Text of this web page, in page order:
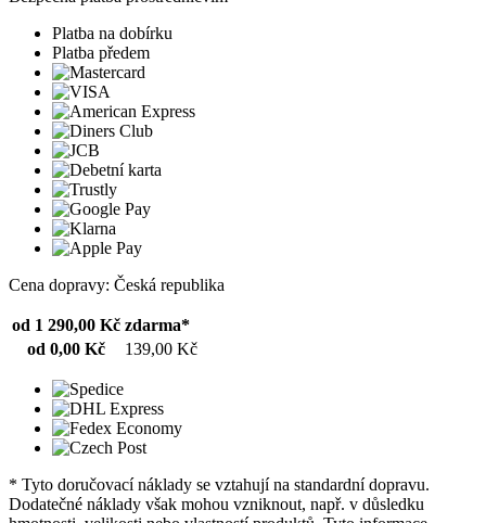
Platba na dobírku
Platba předem
Cena dopravy: Česká republika
od 1 290,00 Kč zdarma*
od 0,00 Kč
139,00 Kč
* Tyto doručovací náklady se vztahují na standardní dopravu.
Dodatečné náklady však mohou vzniknout, např. v důsledku